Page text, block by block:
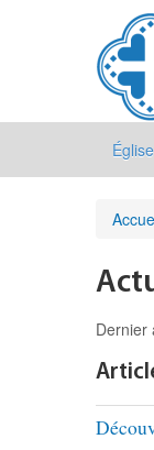
Dernier